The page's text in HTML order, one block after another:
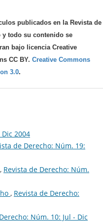
publicados en la Revista de
y todo su contenido se
bajo licencia Creative
CC BY.Creative Commons
3.0.
2004
de Derecho: Núm. 19:
, Revista de Derecho: Núm.
, Revista de Derecho:
Núm. 10: Jul - Dic